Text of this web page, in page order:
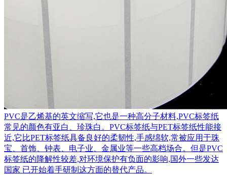
PVC是乙烯基的英文缩写,它也是一种高分子材料,PVC标签纸
常见的颜色有亚白、珍珠白。PVC标签纸与PET标签纸性能接
近,它比PET标签纸具备良好的柔韧性,手感绵软,常被应用于珠
宝、首饰、钟表、电子业、金属业等一些高档场合。但是PVC
标签纸的降解性较差,对环境保护有负面的影响,国外一些发达
国家 已开始着手研制这方面的替代产品。